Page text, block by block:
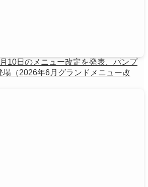
10日のメニュー改定を発表、パンプ
場（2026年6月グランドメニュー改